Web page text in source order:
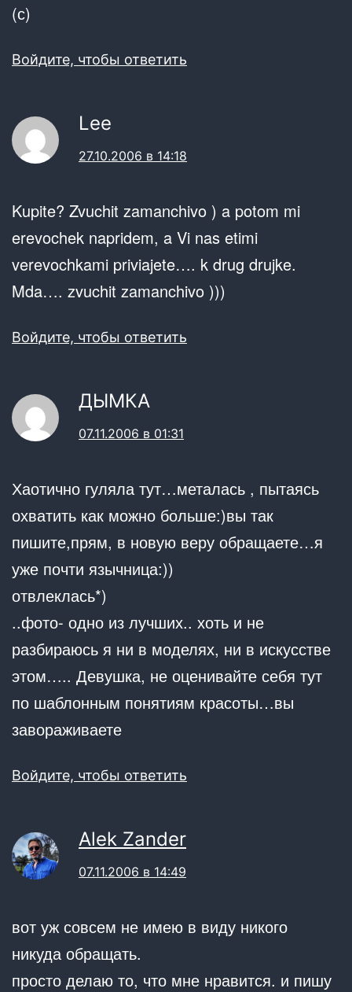
(с)
Войдите, чтобы ответить
Lee
27.10.2006 в 14:18
Kupite? Zvuchit zamanchivo ) a potom mi
erevochek napridem, a Vi nas etimi
verevochkami priviajete…. k drug drujke.
Mda…. zvuchit zamanchivo )))
Войдите, чтобы ответить
ДЫМКА
07.11.2006 в 01:31
Хаотично гуляла тут…металась , пытаясь
охватить как можно больше:)вы так
пишите,прям, в новую веру обращаете…я
уже почти язычница:))
отвлеклась*)
..фото- одно из лучших.. хоть и не
разбираюсь я ни в моделях, ни в искусстве
этом….. Девушка, не оценивайте себя тут
по шаблонным понятиям красоты…вы
завораживаете
Войдите, чтобы ответить
Alek Zander
07.11.2006 в 14:49
вот уж совсем не имею в виду никого
никуда обращать.
просто делаю то, что мне нравится. и пишу